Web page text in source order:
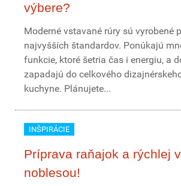
výbere?
Moderné vstavané rúry sú vyrobené
najvyšších štandardov. Ponúkajú
funkcie, ktoré šetria čas i energiu, a
zapadajú do celkového
kuchyne. Plánujete...
INŠPIRÁCIE
Príprava raňajok a rýchlej
noblesou!